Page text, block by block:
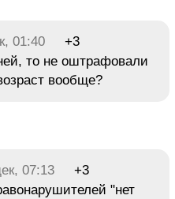
01:40
+3
то не оштрафовали
вообще?
07:13
+3
"нет